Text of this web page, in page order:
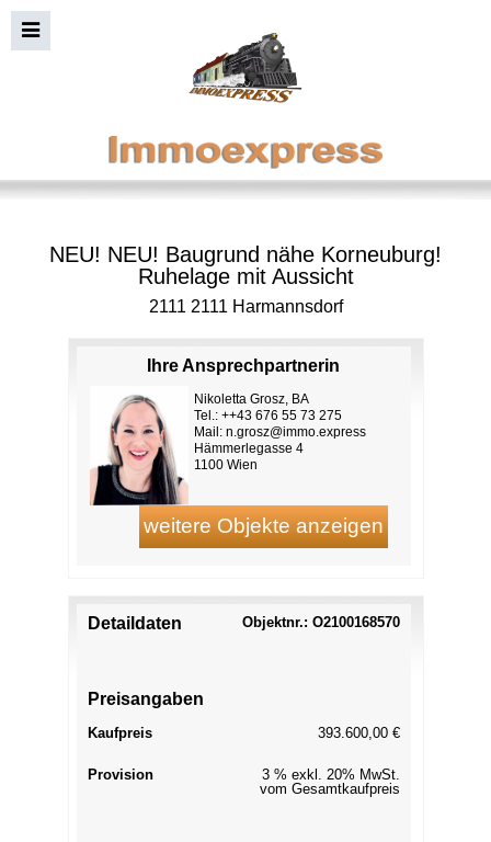
NEU! NEU! Baugrund nähe Korneuburg!
Ruhelage mit Aussicht
2111 2111 Harmannsdorf
Ihre Ansprechpartnerin
Nikoletta Grosz, BA
Tel.: ++43 676 55 73 275
Mail: n.grosz@immo.express
Hämmerlegasse 4
1100 Wien
Detaildaten Objektnr.: O2100168570
Preisangaben
Kaufpreis 393.600,00 €
Provision
3 % exkl. 20% MwSt.
vom Gesamtkaufpreis